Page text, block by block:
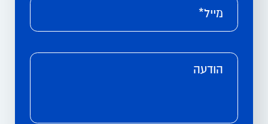
מייל*
הודעה